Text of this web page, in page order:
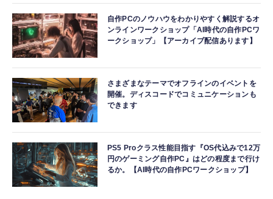
自作PCのノウハウをわかりやすく解説するオ
ンラインワークショップ「AI時代の自作PCワ
ークショップ」【アーカイブ配信あります】
さまざまなテーマでオフラインのイベントを
開催。ディスコードでコミュニケーションも
できます
PS5 Proクラス性能目指す『OS代込みで12万
円のゲーミング自作PC』はどの程度まで行け
るか。【AI時代の自作PCワークショップ】